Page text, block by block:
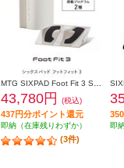
43,780円 (税込)
437円分ポイント還元
即納（在庫残りわずか）
(3件)
即